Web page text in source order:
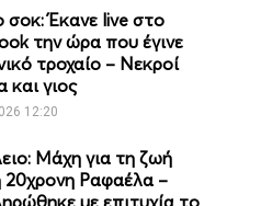
σοκ: Έκανε live στο
την ώρα που έγινε
τροχαίο – Νεκροί
και γιος
12:20
Μάχη για τη ζωή
20χρονη Ραφαέλα –